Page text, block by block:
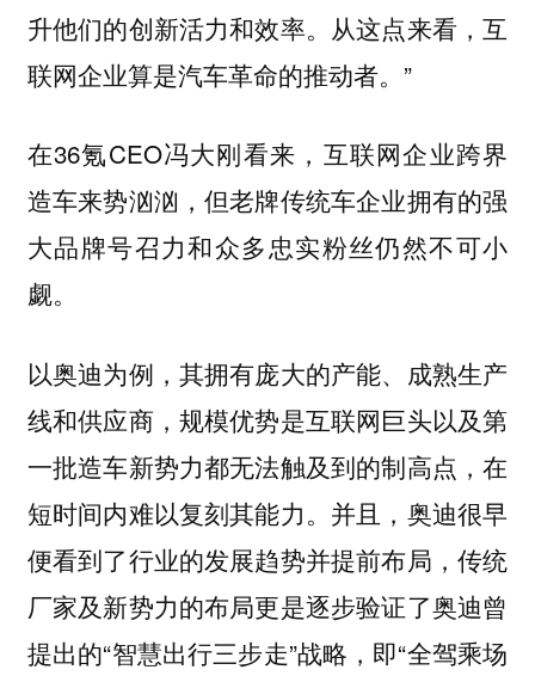
升他们的创新活力和效率。从这点来看，互
联网企业算是汽车革命的推动者。”
在36氪CEO冯大刚看来，互联网企业跨界
造车来势汹汹，但老牌传统车企业拥有的强
大品牌号召力和众多忠实粉丝仍然不可小
觑。
以奥迪为例，其拥有庞大的产能、成熟生产
线和供应商，规模优势是互联网巨头以及第
一批造车新势力都无法触及到的制高点，在
短时间内难以复刻其能力。并且，奥迪很早
便看到了行业的发展趋势并提前布局，传统
厂家及新势力的布局更是逐步验证了奥迪曾
提出的“智慧出行三步走”战略，即“全驾乘场